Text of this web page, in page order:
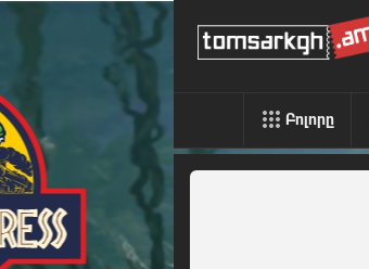
Բոլորը